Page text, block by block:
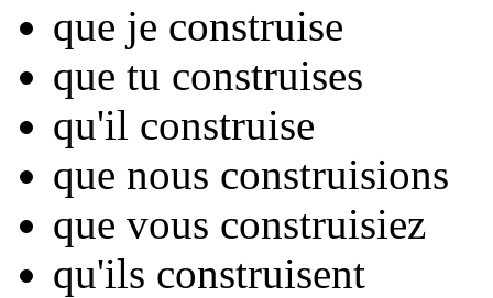
que je construise
que tu construises
qu'il construise
que nous construisions
que vous construisiez
qu'ils construisent